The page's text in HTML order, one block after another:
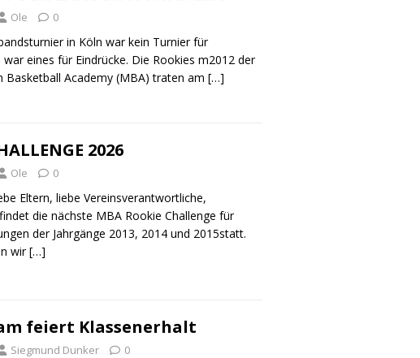
Ole 0
in Köln war kein Turnier für
war eines für Eindrücke. Die Rookies m2012 der
Basketball Academy (MBA) traten am […]
2026
Ole 0
Eltern, liebe Vereinsverantwortliche,
die nächste MBA Rookie Challenge für
der Jahrgänge 2013, 2014 und 2015statt.
wir[…]
feiert Klassenerhalt
Siegmund Dunker 0